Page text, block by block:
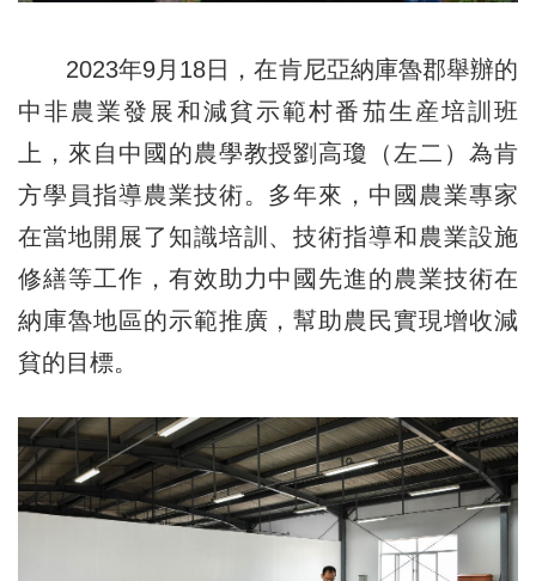
2023年9月18日，在肯尼亞納庫魯郡舉辦的
中非農業發展和減貧示範村番茄生産培訓班
上，來自中國的農學教授劉高瓊（左二）為肯
方學員指導農業技術。多年來，中國農業專家
在當地開展了知識培訓、技術指導和農業設施
修繕等工作，有效助力中國先進的農業技術在
納庫魯地區的示範推廣，幫助農民實現增收減
貧的目標。